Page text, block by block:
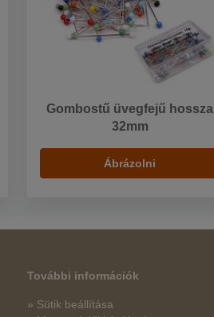
Gombostű üvegfejű hossza
32mm
Ábrázolni
További információk
» Sütik beállítása